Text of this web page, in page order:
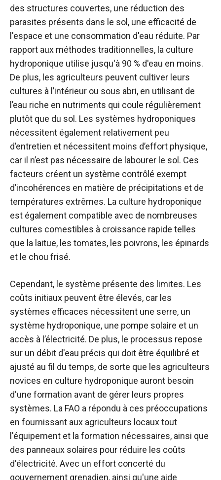
des structures couvertes, une réduction des
parasites présents dans le sol, une efficacité de
l'espace et une consommation d'eau réduite. Par
rapport aux méthodes traditionnelles, la culture
hydroponique utilise jusqu'à 90 % d'eau en moins.
De plus, les agriculteurs peuvent cultiver leurs
cultures à l’intérieur ou sous abri, en utilisant de
l’eau riche en nutriments qui coule régulièrement
plutôt que du sol. Les systèmes hydroponiques
nécessitent également relativement peu
d’entretien et nécessitent moins d’effort physique,
car il n’est pas nécessaire de labourer le sol. Ces
facteurs créent un système contrôlé exempt
d’incohérences en matière de précipitations et de
températures extrêmes. La culture hydroponique
est également compatible avec de nombreuses
cultures comestibles à croissance rapide telles
que la laitue, les tomates, les poivrons, les épinards
et le chou frisé.
Cependant, le système présente des limites. Les
coûts initiaux peuvent être élevés, car les
systèmes efficaces nécessitent une serre, un
système hydroponique, une pompe solaire et un
accès à l’électricité. De plus, le processus repose
sur un débit d'eau précis qui doit être équilibré et
ajusté au fil du temps, de sorte que les agriculteurs
novices en culture hydroponique auront besoin
d'une formation avant de gérer leurs propres
systèmes. La FAO a répondu à ces préoccupations
en fournissant aux agriculteurs locaux tout
l'équipement et la formation nécessaires, ainsi que
des panneaux solaires pour réduire les coûts
d'électricité. Avec un effort concerté du
gouvernement grenadien, ainsi qu'une aide